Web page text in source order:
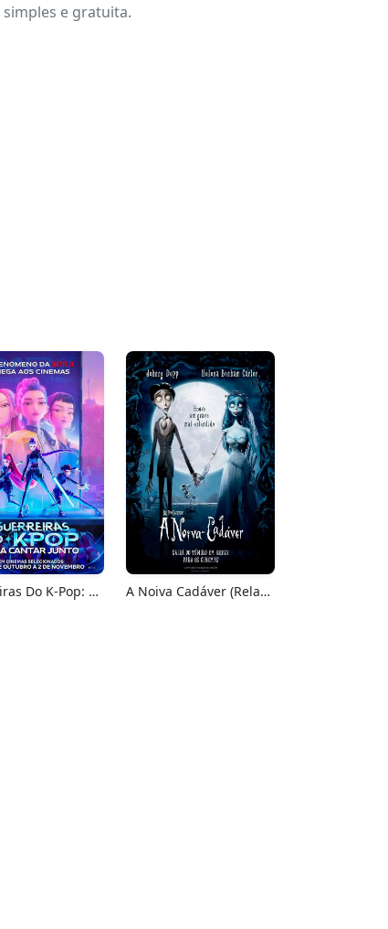
e gratuita.
Guerreiras Do K-Pop: Para Cantar Junto A Noiva Cadáver (Relançamento)